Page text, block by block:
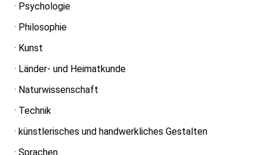
· Psychologie
· Philosophie
· Kunst
· Länder- und Heimatkunde
· Naturwissenschaft
· Technik
· künstlerisches und handwerkliches Gestalten
· Sprachen